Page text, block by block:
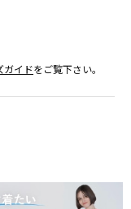
ガイドをご覧下さい。